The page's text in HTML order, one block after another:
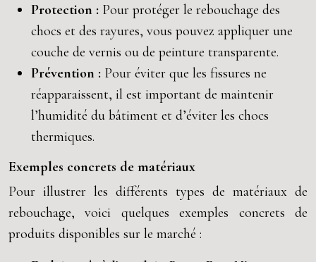
Protection : Pour protéger le rebouchage des
chocs et des rayures, vous pouvez appliquer une
couche de vernis ou de peinture transparente.
Prévention : Pour éviter que les fissures ne
réapparaissent, il est important de maintenir
l’humidité du bâtiment et d’éviter les chocs
thermiques.
Exemples concrets de matériaux
Pour illustrer les différents types de matériaux de
rebouchage, voici quelques exemples concrets de
produits disponibles sur le marché :